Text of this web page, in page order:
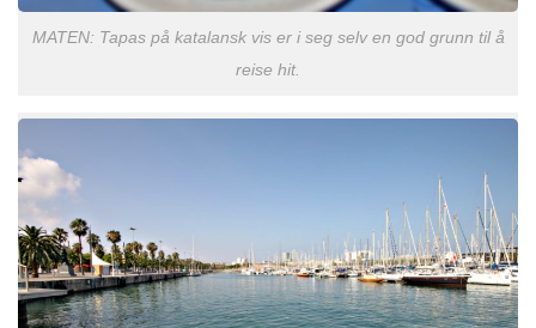
MATEN: Tapas på katalansk vis er i seg selv en god grunn til å
reise hit.